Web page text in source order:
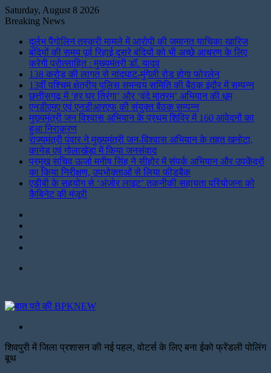
Saturday, August 8 2026
Breaking News
दुर्लभ पैंगोलिन तस्करी मामले में आरोपी की जमानत याचिका खारिज
बंदियों की समय पूर्व रिहाई दूसरे बंदियों को भी अच्छे आचरण के लिए
करेगी प्रोत्साहित : मुख्यमंत्री डॉ. यादव
138 करोड़ की लागत से नांदघाट-मुंगेली रोड होगा फोरलेन
13वीं पश्चिम क्षेत्रीय पुलिस समन्वय समिति की बैठक इंदौर में सम्पन्न
छत्तीसगढ़ में ‘हर घर तिरंगा’ और ‘वंदे मातरम्’ अभियान की धूम
एनडीएमए एवं एनडीआरएफ की संयुक्त बैठक सम्पन्न
मुख्यमंत्री जन विश्वास अभियान के प्रथम शिविर में 160 आवेदनों का
हुआ निराकरण
राज्यमंत्री पंवार ने मुख्यमंत्री जन-विश्वास अभियान के तहत खनोटा,
कानेड़ एवं गोलाखेड़ा में किया जनसंवाद
प्रमुख सचिव ऊर्जा मनीष सिंह ने सीहोर में संपर्क अभियान और उपकेंद्रों
का किया निरीक्षण, उपभोक्ताओं से लिया फीडबैक
एडीबी के सहयोग से ‘अंजोर लाइट’ तकनीकी सहायता परियोजना को
कैबिनेट की मंजूरी
शिवपुरी में जिला प्रशासन की नई पहल, वोटर्स के लिए बना ईको फ्रेंडली पोलिंग
बूथ